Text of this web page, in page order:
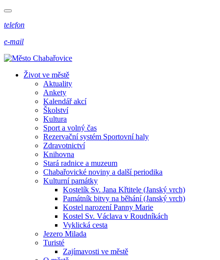
telefon
e-mail
Život ve městě
Aktuality
Ankety
Kalendář akcí
Školství
Kultura
Sport a volný čas
Rezervační systém Sportovní haly
Zdravotnictví
Knihovna
Stará radnice a muzeum
Chabařovické noviny a další periodika
Kulturní památky
Kostelík Sv. Jana Křtitele (Janský vrch)
Památník bitvy na běhání (Janský vrch)
Kostel narození Panny Marie
Kostel Sv. Václava v Roudníkách
Vyklická cesta
Jezero Milada
Turisté
Zajímavosti ve městě